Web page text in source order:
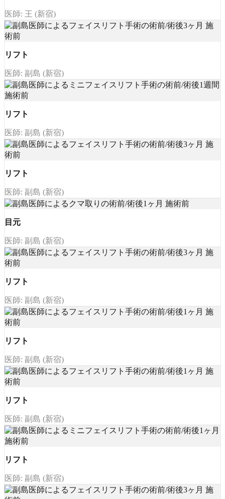
医師: 王 (新宿)
リフト
医師: 副島 (新宿)
リフト
医師: 副島 (新宿)
リフト
医師: 副島 (新宿)
目元
医師: 副島 (新宿)
リフト
医師: 副島 (新宿)
リフト
医師: 副島 (新宿)
リフト
医師: 副島 (新宿)
リフト
医師: 副島 (新宿)